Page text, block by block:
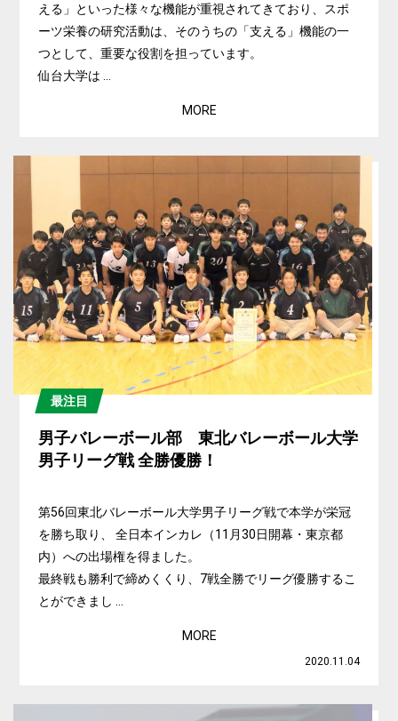
える」といった様々な機能が重視されてきており、スポ
ーツ栄養の研究活動は、そのうちの「支える」機能の一
つとして、重要な役割を担っています。
仙台大学は ...
MORE
最注目
男子バレーボール部 東北バレーボール大学
男子リーグ戦 全勝優勝！
第56回東北バレーボール大学男子リーグ戦で本学が栄冠
を勝ち取り、 全日本インカレ（11月30日開幕・東京都
内）への出場権を得ました。
最終戦も勝利で締めくくり、7戦全勝でリーグ優勝するこ
とができまし ...
MORE
2020.11.04